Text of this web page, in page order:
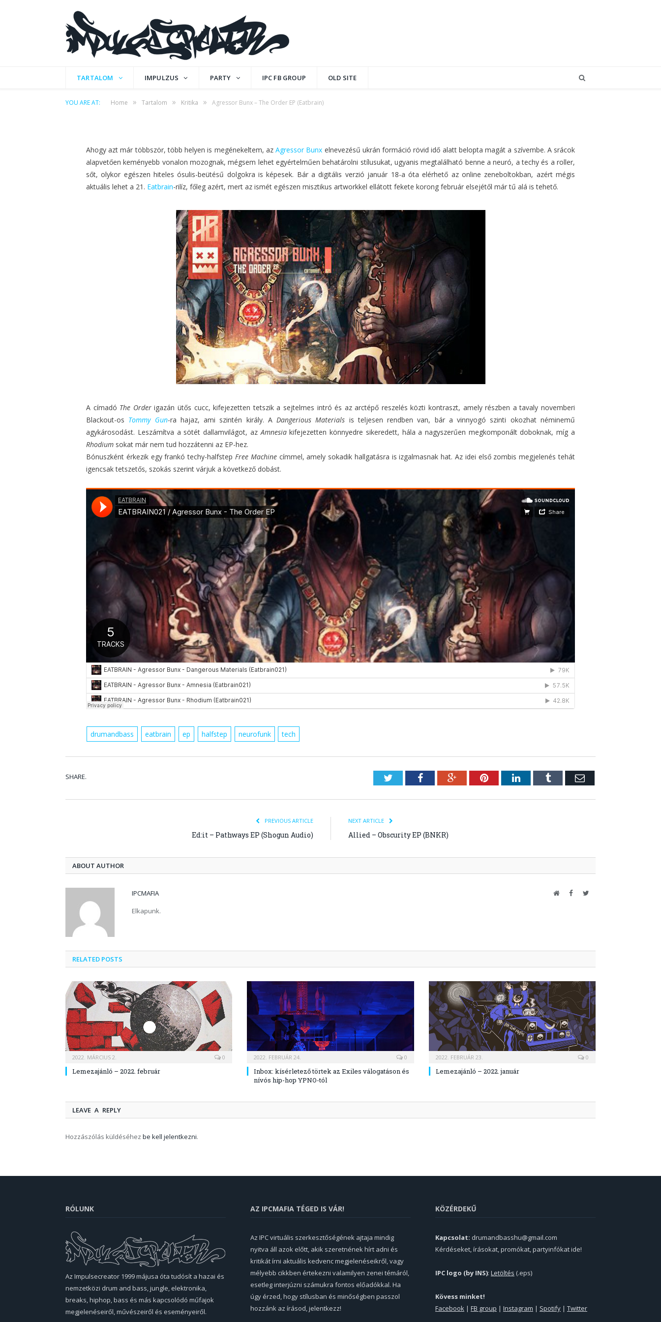
TARTALOM IMPULZUS PARTY IPC FB GROUP OLD SITE
YOU ARE AT: Home » Tartalom » Kritika » Agressor Bunx – The Order EP (Eatbrain)
KRITIKA
Agressor Bunx – The Order EP (Eatbrain)
by IPCMAFIA on 2016. FEBRUÁR 1. 0 COMMENTS
Ahogy azt már többször, több helyen is megénekeltem, azAgressor Bunx elnevezésű ukrán formáció rövid idő alatt belopta magát a szívembe. A srácok
alapvetően keményebb vonalon mozognak, mégsem lehet egyértelműen behatárolni stílusukat, ugyanis megtalálható benne a neuró, a techy és a roller,
sőt, olykor egészen hiteles ósulis-beütésű dolgokra is képesek. Bár a digitális verzió január 18-a óta elérhető az online zeneboltokban, azért mégis
aktuális lehet a 21. Eatbrain-rilíz, főleg azért, mert az ismét egészen misztikus artworkkel ellátott fekete korong február elsejétől már tű alá is tehető.
A címadó The Orderigazán ütős cucc, kifejezetten tetszik a sejtelmes intró és az arctépő reszelés közti kontraszt, amely részben a tavaly novemberi
Blackout-os Tommy Gun-ra hajaz, ami szintén király. ADangerious Materials is teljesen rendben van, bár a vinnyogó szinti okozhat néminemű
agykárosodást. Leszámítva a sötét dallamvilágot, azAmnesiakifejezetten könnyedre sikeredett, hála a nagyszerűen megkomponált doboknak, míg a
Rhodium sokat már nem tud hozzátenni az EP-hez.
Bónuszként érkezik egy frankó techy-halfstep Free Machinecímmel, amely sokadik hallgatásra is izgalmasnak hat. Az idei első zombis megjelenés tehát
igencsak tetszetős, szokás szerint várjuk a következő dobást.
drumandbass eatbrain ep halfstep neurofunk tech
SHARE. TwitterFacebookGoogle+PinterestLinkedInTumblr Email
PREVIOUS ARTICLE
Ed:it – Pathways EP (Shogun Audio)
NEXT ARTICLE
Allied – Obscurity EP (BNKR)
ABOUT AUTHOR
IPCMAFIA WebsiteFacebookTwitter
Elkapunk.
RELATED POSTS
2022. MÁRCIUS 2. 0
Lemezajánló – 2022. február
2022. FEBRUÁR 24. 0
Inbox: kísérletező törtek az Exiles válogatáson és
nívós hip-hop YPNO-tól
2022. FEBRUÁR 23. 0
Lemezajánló – 2022. január
LEAVE A REPLY
Hozzászólás küldéséhez be kell jelentkezni.
RÓLUNK
Az Impulsecreator 1999 májusa óta tudósít a hazai és
nemzetközi drum and bass, jungle, elektronika,
breaks, hiphop, bass és más kapcsolódó műfajok
megjelenéseiről, művészeiről és eseményeiről.
AZ IPCMAFIA TÉGED IS VÁR!
Az IPC virtuális szerkesztőségének ajtaja mindig
nyitva áll azok előtt, akik szeretnének hírt adni és
kritikát írni aktuális kedvenc megjelenéseikről, vagy
mélyebb cikkben értekezni valamilyen zenei témáról,
esetleg interjúzni számukra fontos előadókkal. Ha
úgy érzed, hogy stílusban és minőségben passzol
hozzánk az írásod, jelentkezz!
KÖZÉRDEKŰ
Kapcsolat: drumandbasshu@gmail.com
Kérdéseket, írásokat, promókat, partyinfókat ide!
IPC logo (by INS): Letöltés (.eps)
Kövess minket!
Facebook | FB group | Instagram | Spotify | Twitter